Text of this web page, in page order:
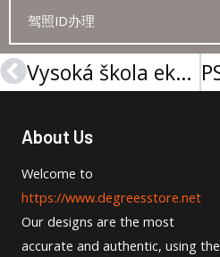
驾照ID办理
Prev Vysoká škola ekonomická v Praze diplom, 布拉格经济大学文凭办理
About Us
Welcome to
https://www.degreesstore.net
Our designs are the most
accurate and authentic, using the